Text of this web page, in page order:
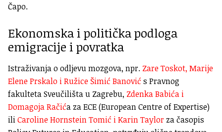
Čapo.
Ekonomska i politička podloga
emigracije i povratka
Istraživanja o odljevu mozgova, npr. Zare Toskot, Marije
Elene Prskalo i Ružice Šimić Banović s Pravnog
fakulteta Sveučilišta u Zagrebu, Zdenka Babića i
Domagoja Račića za ECE (European Centre of Expertise)
iliCaroline Hornstein Tomić i Karin Taylor za časopis